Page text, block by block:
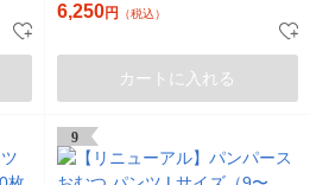
女共用 花王
6,250円 （税込）
カートに入れる
9